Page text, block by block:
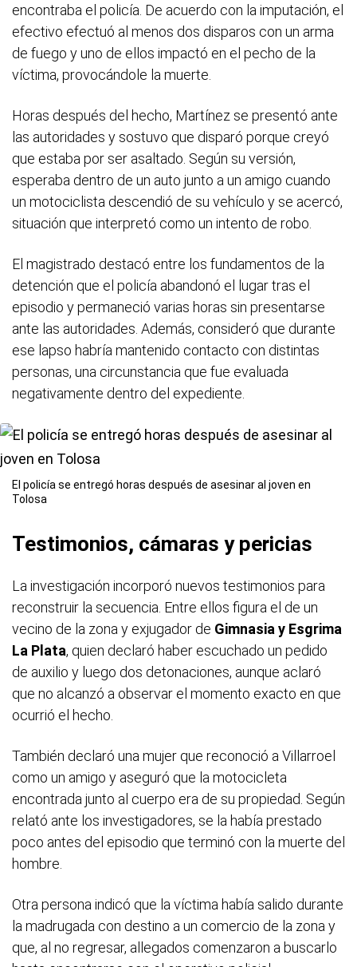
encontraba el policía. De acuerdo con la imputación, el
efectivo efectuó al menos dos disparos con un arma
de fuego y uno de ellos impactó en el pecho de la
víctima, provocándole la muerte.
Horas después del hecho, Martínez se presentó ante
las autoridades y sostuvo que disparó porque creyó
que estaba por ser asaltado. Según su versión,
esperaba dentro de un auto junto a un amigo cuando
un motociclista descendió de su vehículo y se acercó,
situación que interpretó como un intento de robo.
El magistrado destacó entre los fundamentos de la
detención que el policía abandonó el lugar tras el
episodio y permaneció varias horas sin presentarse
ante las autoridades. Además, consideró que durante
ese lapso habría mantenido contacto con distintas
personas, una circunstancia que fue evaluada
negativamente dentro del expediente.
El policía se entregó horas después de asesinar al joven en
Tolosa
Testimonios, cámaras y pericias
La investigación incorporó nuevos testimonios para
reconstruir la secuencia. Entre ellos figura el de un
vecino de la zona y exjugador de Gimnasia y Esgrima
La Plata, quien declaró haber escuchado un pedido
de auxilio y luego dos detonaciones, aunque aclaró
que no alcanzó a observar el momento exacto en que
ocurrió el hecho.
También declaró una mujer que reconoció a Villarroel
como un amigo y aseguró que la motocicleta
encontrada junto al cuerpo era de su propiedad. Según
relató ante los investigadores, se la había prestado
poco antes del episodio que terminó con la muerte del
hombre.
Otra persona indicó que la víctima había salido durante
la madrugada con destino a un comercio de la zona y
que, al no regresar, allegados comenzaron a buscarlo